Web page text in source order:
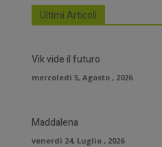
Ultimi Articoli
Vik vide il futuro
mercoledì 5, Agosto , 2026
Maddalena
venerdì 24, Luglio , 2026